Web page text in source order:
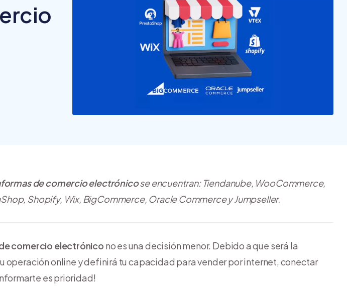
¿Cómo es comprar en
Tiendanube? Conocé
Nube para vender más
20 tiendas online
argentinas creadas con
Tiendanube
de comercio electrónicose encuentran: Tiendanube, WooCommerce,
Shopify, Wix, BigCommerce, Oracle Commerce y Jumpseller.
comercio electrónico no es una decisión menor. Debido a que será la
operación online y definirá tu capacidad para vender por internet, conectar
es prioridad!